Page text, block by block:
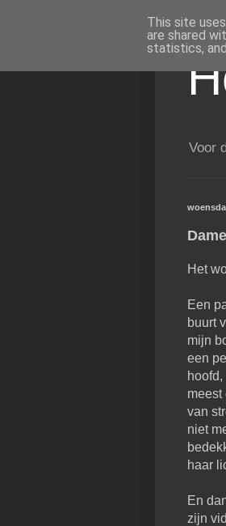
Voor
Het
Een
buurt
mijn
een
meest
van
niet
haar
En
zijn
This site
are shared
statistics,